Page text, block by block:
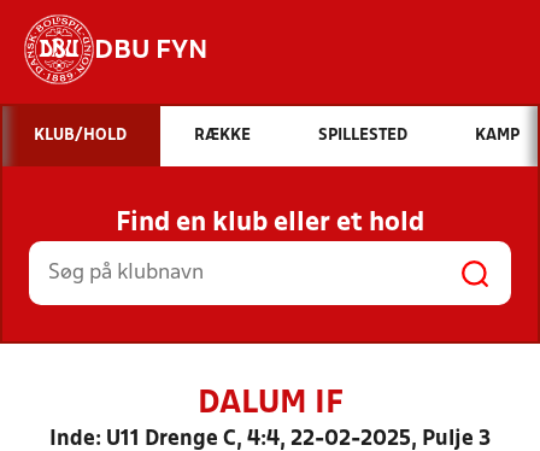
DBU FYN
Hvad vil du søge efter?
INDHOLD OG NYHEDER
STILLINGER, RESULTATER, KLUBBER OG
HOLD
KLUB/HOLD RÆKKE SPILLESTED KAMP
Find en klub eller et hold
DALUM IF
Inde: U11 Drenge C, 4:4, 22-02-2025, Pulje 3